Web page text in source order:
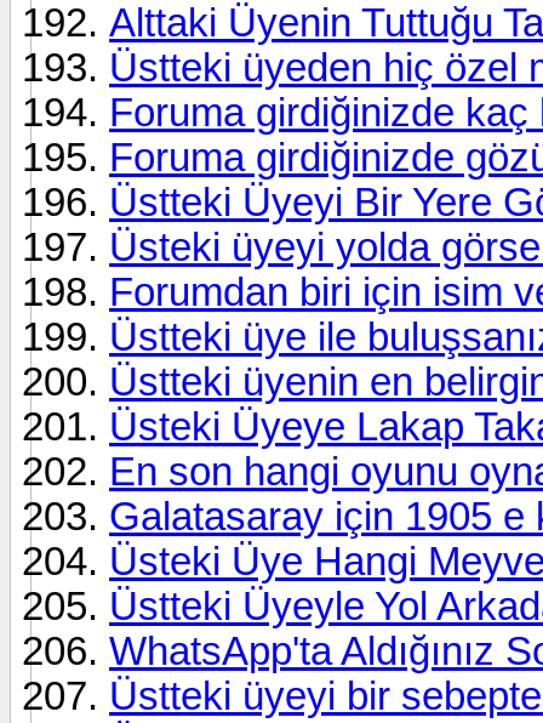
Alttaki Üyenin Tuttuğu
Üstteki üyeden hiç özel
Foruma girdiğinizde kaç
Foruma girdiğinizde
Üstteki Üyeyi Bir Yere
Üsteki üyeyi yolda
Forumdan biri için isim
Üstteki üye ile
Üstteki üyenin en
Üsteki Üyeye Lakap
En son hangi oyunu
Galatasaray için 1905 e
Üsteki Üye Hangi
Üstteki Üyeyle Yol
WhatsApp'ta Aldığınız
Üstteki üyeyi bir